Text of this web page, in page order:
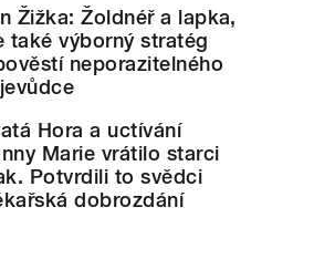
Žižka: Žoldnéř a lapka,
také výborný stratég
neporazitelného
Hora a uctívání
Marie vrátilo starci
Potvrdili to svědci
dobrozdání